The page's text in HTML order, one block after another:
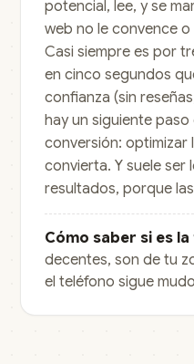
potencial, lee, y se
web no le convence
Casi siempre es por
en cinco segundos
confianza (sin
hay un siguiente
conversión: optimizar
convierta. Y suele ser
resultados, porque
Cómo saber si es la
decentes, son de tu
el teléfono sigue